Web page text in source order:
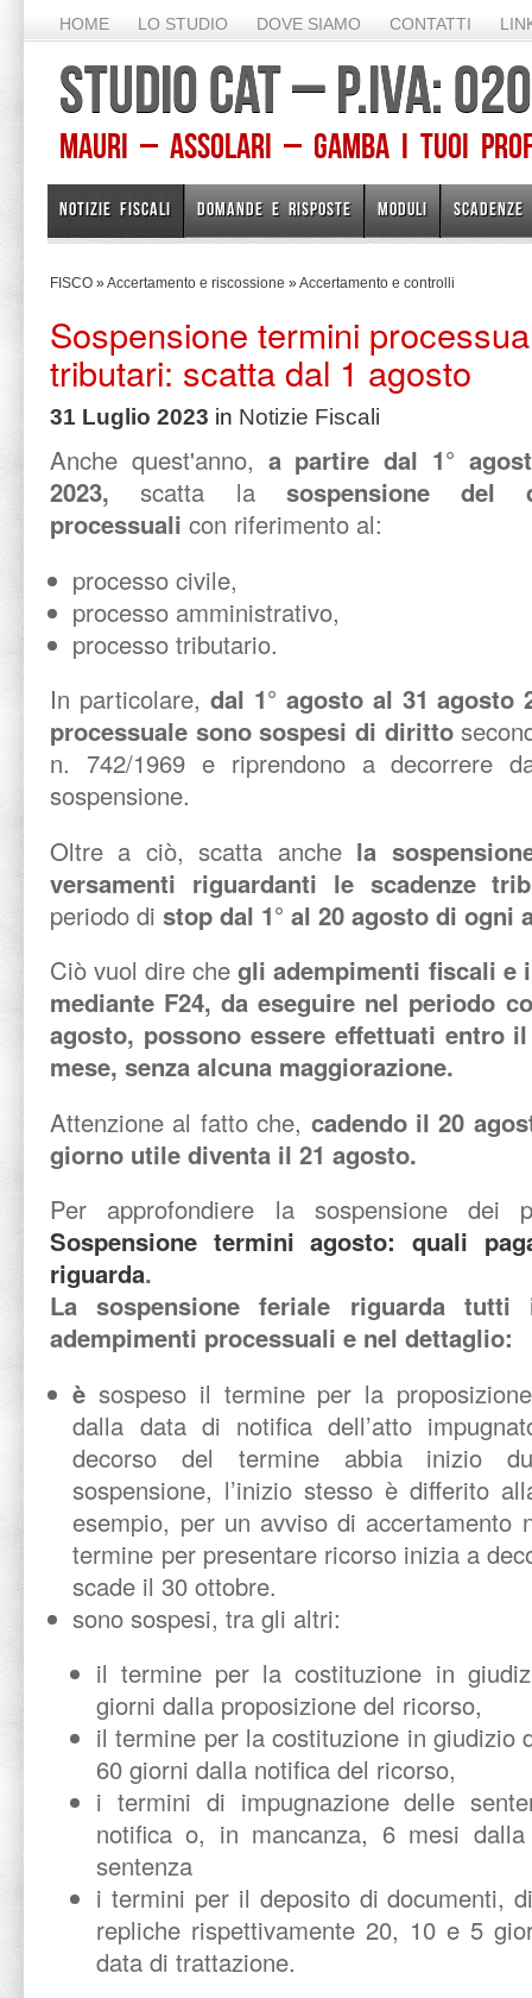
HOME LO STUDIO DOVE SIAMO CONTATTI
STUDIO CAT – P.IVA:
Mauri – Assolari – Gamba I TUOI
NOTIZIE FISCALI DOMANDE E RISPOSTE MODULI SCADENZE
FISCO »Accertamento e riscossione »Accertamento e controlli
Sospensione termini
tributari: scatta dal 1 agosto
31 Luglio 2023 in Notizie Fiscali
Anche quest'anno, a partire dal 1°
2023, scatta la sospensione del
processuali con riferimento al:
processo civile,
processo amministrativo,
processo tributario.
In particolare, dal 1° agosto al 31
processuale sono sospesi di diritto
n. 742/1969 e riprendono a decorrere
sospensione.
Oltre a ciò, scatta anche la
versamenti riguardanti le scadenze
periodo di stop dal 1° al 20 agosto di ogni
Ciò vuol dire che gli adempimenti fiscali e
mediante F24, da eseguire nel periodo
agosto, possono essere effettuati entro
mese, senza alcuna maggiorazione.
Attenzione al fatto che, cadendo il 20
giorno utile diventa il 21 agosto.
Per approfondiere la sospensione dei
Sospensione termini agosto: quali
riguarda.
La sospensione feriale riguarda
adempimenti processuali e nel dettaglio:
è sospeso il termine per la
dalla data di notifica dell’atto
decorso del termine abbia inizio
sospensione, l’inizio stesso è differito
esempio, per un avviso di accertamento
termine per presentare ricorso inizia a
scade il 30 ottobre.
sono sospesi, tra gli altri:
il termine per la costituzione in
giorni dalla proposizione del ricorso,
il termine per la costituzione in giudizio
60 giorni dalla notifica del ricorso,
i termini di impugnazione delle
notifica o, in mancanza, 6 mesi dalla
sentenza
i termini per il deposito di documenti,
repliche rispettivamente 20, 10 e 5
data di trattazione.